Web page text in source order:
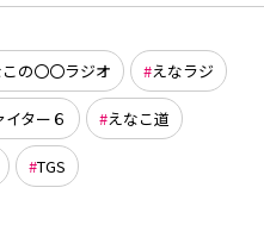
の〇〇ラジオ えなラジ
ター６ えなこ道
TGS